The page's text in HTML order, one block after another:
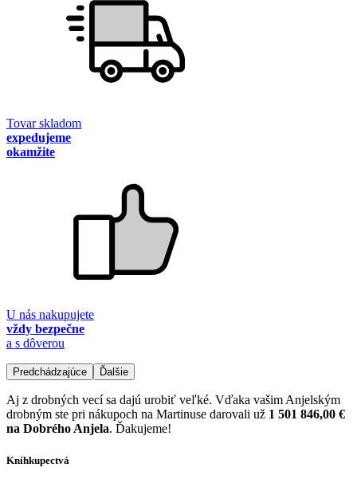
Tovar skladom
expedujeme
okamžite
U nás nakupujete
vždy bezpečne
a s dôverou
Predchádzajúce Ďalšie
Aj z drobných vecí sa dajú urobiť veľké. Vďaka vašim Anjelským
drobným ste pri nákupoch na Martinuse darovali už 1 501 846,00 €
na Dobrého Anjela. Ďakujeme!
Kníhkupectvá